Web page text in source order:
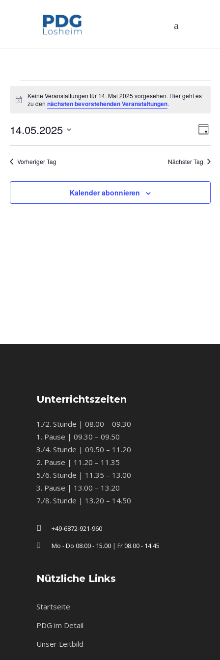
Veranstaltungen
für
14.
Mai
2025
Hinweis
Keine Veranstaltungen für 14. Mai 2025 vorgesehen. Hier geht es
zu den nächsten bevorstehenden Veranstaltungen.
Tag
14.05.2025
Datum
wählen.
Vorheriger Tag Nächster Tag
Kalender abonnieren
Unterrichtszeiten
1./2. Stunde | 08.00 – 09.30
1. Pause | 09.30 – 09.50
3./4. Stunde | 09.50 – 11.20
2. Pause | 11.20 – 11.35
5./6. Stunde | 11.35 – 13.00
3. Pause | 13.00 – 13.20
7./8. Stunde | 13.20 – 14.50
+49-6872-921-960
Mo - Do 08.00 - 15.00 | Fr 08.00 - 14.45
Nützliche Links
Startseite
PDG im Detail
Unser Leitbild